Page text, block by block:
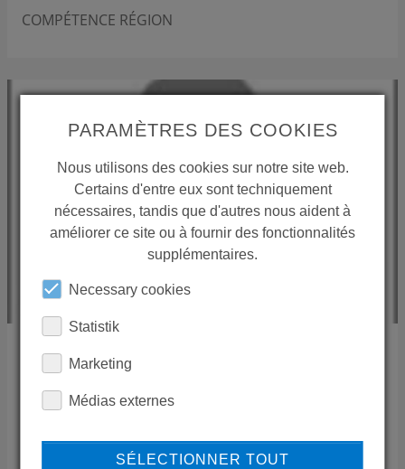
COMPÉTENCE RÉGION
CONSTANCE ENTERPRISE
Unit A1 & A2, Ground & 1st Floor, Mawar 1, Simpang:
Brunei Darussalam BegawanBrunei
PARAMÈTRES DES COOKIES
Nous utilisons des cookies sur notre site web.
Certains d'entre eux sont techniquement
nécessaires, tandis que d'autres nous aident à
améliorer ce site ou à fournir des fonctionnalités
supplémentaires.
Necessary cookies
Statistik
Marketing
Médias externes
SÉLECTIONNER TOUT